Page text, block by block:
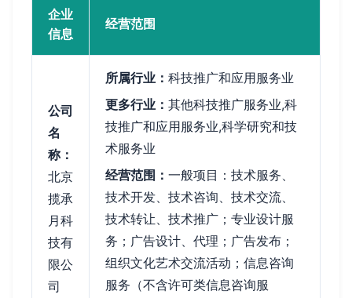
企业
信息
经营范围
公司
名
称：
北京
揽承
月科
技有
限公
司
所属行业： 科技推广和应用服务业
更多行业： 其他科技推广服务业,科
技推广和应用服务业,科学研究和技
术服务业
经营范围： 一般项目：技术服务、
技术开发、技术咨询、技术交流、
技术转让、技术推广；专业设计服
务；广告设计、代理；广告发布；
组织文化艺术交流活动；信息咨询
服务（不含许可类信息咨询服